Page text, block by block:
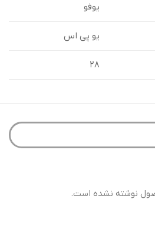
یوفو
یو پی اس
۲۸
نوشته نشده است.